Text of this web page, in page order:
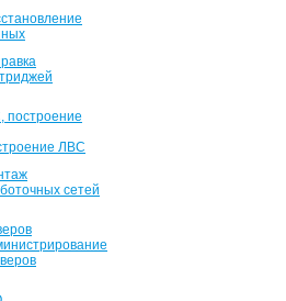
построение
ЛВС
сетей